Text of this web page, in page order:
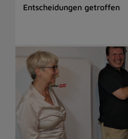
Entscheidungen getroffen